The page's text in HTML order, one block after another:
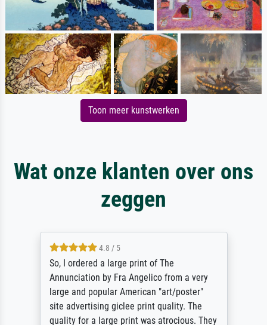
Toon meer kunstwerken
Wat onze klanten over ons
zeggen
4.8 / 5
So, I ordered a large print of The
Annunciation by Fra Angelico from a very
large and popular American "art/poster"
site advertising giclee print quality. The
quality for a large print was atrocious. They